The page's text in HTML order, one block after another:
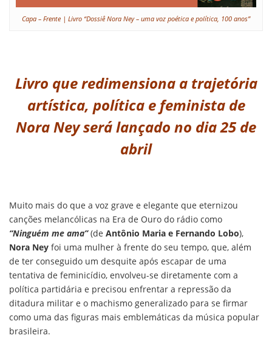
Capa – Frente | Livro “Dossiê Nora Ney – uma voz poética e política, 100 anos”
Livro que redimensiona a trajetória
artística, política e feminista de
Nora Ney será lançado no dia 25 de
abril
Muito mais do que a voz grave e elegante que eternizou
canções melancólicas na Era de Ouro do rádio como
“Ninguém me ama”(de Antônio Maria e Fernando Lobo),
Nora Ney foi uma mulher à frente do seu tempo, que, além
de ter conseguido um desquite após escapar de uma
tentativa de feminicídio, envolveu-se diretamente com a
política partidária e precisou enfrentar a repressão da
ditadura militar e o machismo generalizado para se firmar
como uma das figuras mais emblemáticas da música popular
brasileira.